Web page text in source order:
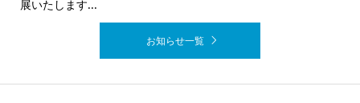
展いたします...
お知らせ一覧